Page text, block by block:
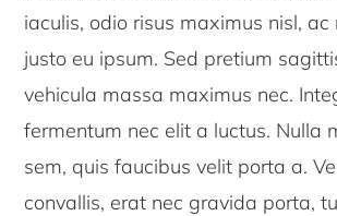
iaculis, odio risus maximus nisl,
justo eu ipsum. Sed pretium
vehicula massa maximus nec.
fermentum nec elit a luctus. Nulla
sem, quis faucibus velit porta a.
convallis, erat nec gravida porta,